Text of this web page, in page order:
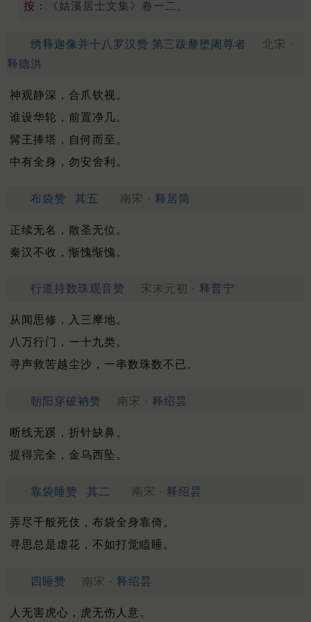
按： 《姑溪居士文集》卷一二。
绣释迦像并十八罗汉赞 第三跋釐堕阇尊者
北宋 ·
释德洪
神观静深，合爪钦视。
谁设华轮，前置净几。
髯王捧塔，自何而至。
中有全身，勿安舍利。
布袋赞 其五 南宋 · 释居简
正续无名，散圣无位。
秦汉不收，惭愧惭愧。
行道持数珠观音赞 宋末元初 · 释普宁
从闻思修，入三摩地。
八万行门，一十九类。
寻声救苦越尘沙，一串数珠数不已。
朝阳穿破衲赞 南宋 · 释绍昙
断线无蹊，折针缺鼻。
提得完全，金乌西坠。
靠袋睡赞 其二 南宋 · 释绍昙
弄尽千般死伎，布袋全身靠倚。
寻思总是虚花，不如打觉瞌睡。
四睡赞 南宋 · 释绍昙
人无害虎心，虎无伤人意。